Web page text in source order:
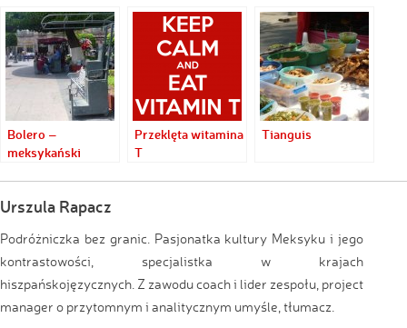
Bolero –
meksykański
Przeklęta witamina
T
Tianguis
Urszula Rapacz
Podróżniczka bez granic. Pasjonatka kultury Meksyku i jego
kontrastowości, specjalistka w krajach
hiszpańskojęzycznych. Z zawodu coach i lider zespołu, project
manager o przytomnym i analitycznym umyśle, tłumacz.